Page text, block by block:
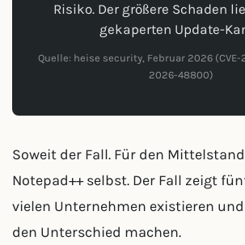
Risiko. Der größere Schaden
gekaperten Update-
Quelle: heise security, Februar 2026 (CVE-
2026-48800)
Soweit der Fall. Für den
Notepad++ selbst. Der Fall zeigt
vielen Unternehmen existieren
den Unterschied machen.